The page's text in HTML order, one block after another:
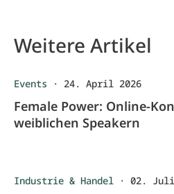
Weitere Artikel
Events · 24. April 2026
Female Power: Online-
weiblichen Speakern
Industrie & Handel · 02. Juli